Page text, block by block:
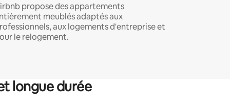
propose des appartements
meublés adaptés aux
aux logements d'entreprise et
le relogement.
longue durée